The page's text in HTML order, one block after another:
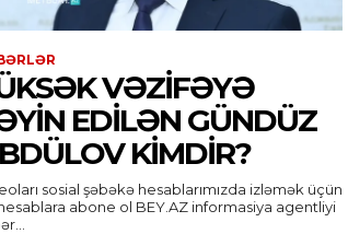
VƏZIFƏYƏ
EDILƏN GÜNDÜZ
KIMDIR?
sosial şəbəkə hesablarımızda izləmək üçün
abone ol BEY.AZ informasiya agentliyi